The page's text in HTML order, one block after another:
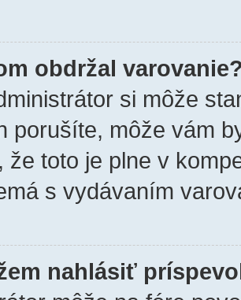
obdržal
si môže
porušíte, môže vám
že toto je plne v
s vydávaním
nahlásiť